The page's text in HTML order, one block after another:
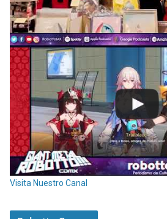
Visita Nuestro Canal